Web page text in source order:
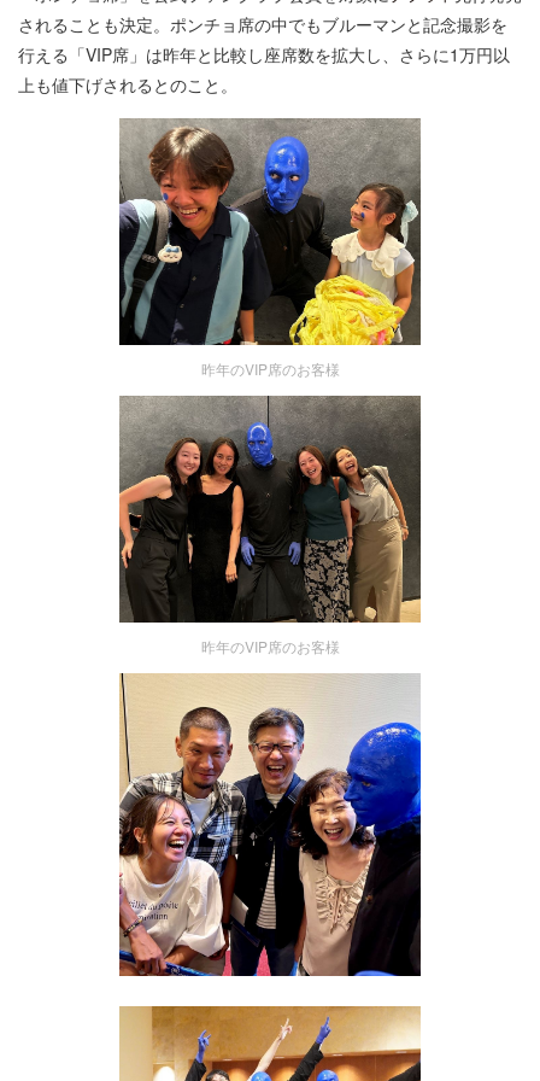
されることも決定。ポンチョ席の中でもブルーマンと記念撮影を
行える「VIP席」は昨年と比較し座席数を拡大し、さらに1万円以
上も値下げされるとのこと。
昨年のVIP席のお客様
昨年のVIP席のお客様